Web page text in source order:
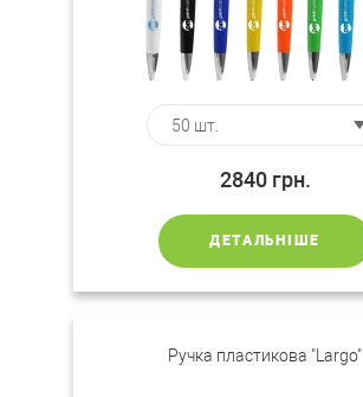
2840 грн.
ДЕТАЛЬНІШЕ
Ручка пластикова "Largo"